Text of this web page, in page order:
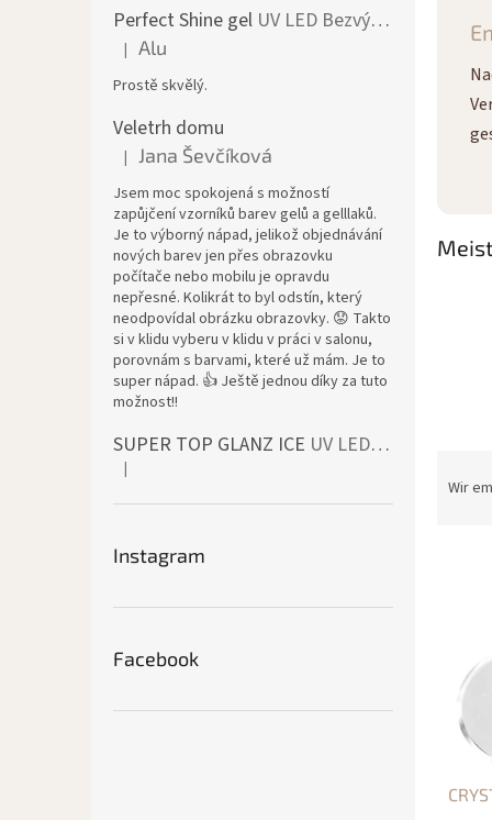
Perfect Shine gel UV LED Bezvýpotkový lesk
Die Produktbewertung beträgt 5 von 5 Sternen.
| Alu
Prostě skvělý.
Veletrh domu
Die Produktbewertung beträgt 5 von 5 Sternen.
| Jana Ševčíková
Jsem moc spokojená s možností
zapůjčení vzorníků barev gelů a gelllaků.
Je to výborný nápad, jelikož objednávání
nových barev jen přes obrazovku
počítače nebo mobilu je opravdu
nepřesné. Kolikrát to byl odstín, který
neodpovídal obrázku obrazovky. 😟 Takto
si v klidu vyberu v klidu v práci v salonu,
porovnám s barvami, které už mám. Je to
super nápad. 👍 Ještě jednou díky za tuto
možnost!!
SUPER TOP GLANZ ICE UV LED bezvýpotkový vrchní lesk
Die Produktbewertung beträgt 4 von 5 Sternen.
|
Instagram
Facebook
Wir